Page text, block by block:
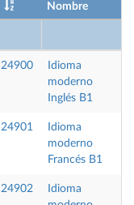
Nombre
24900
Idioma
moderno
Inglés B1
24901
Idioma
moderno
Francés B1
24902
Idioma